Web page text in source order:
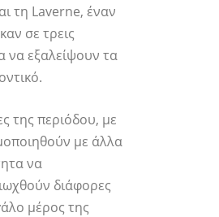
τη Laverne, έναν
σε τρεις
να εξαλείψουν τα
της περιόδου, με
με άλλα
να
διάφορες
μέρος της